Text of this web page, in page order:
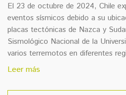
El 23 de octubre de 2024, Chile
eventos sísmicos debido a su
placas tectónicas de Nazca y
Sismológico Nacional de la
varios terremotos en diferentes
comunes en Chile, donde la alta
recomendaciones de Senapred
Leer más